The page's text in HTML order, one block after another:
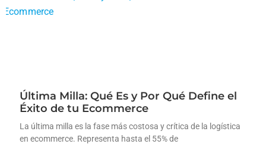
Última Milla: Qué Es y Por Qué Define el
Éxito de tu Ecommerce
La última milla es la fase más costosa y crítica de la logística
en ecommerce. Representa hasta el 55% de